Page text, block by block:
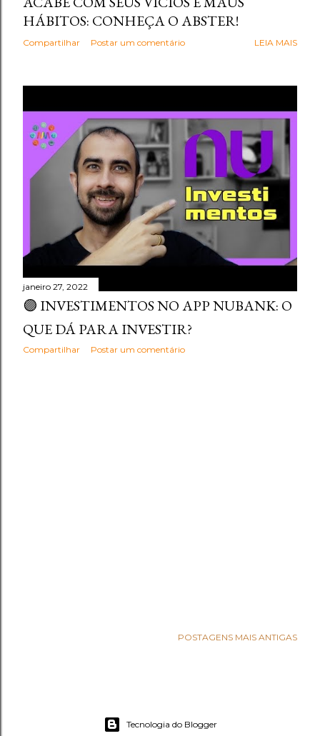
HÁBITOS: CONHEÇA O ABSTER!
Compartilhar Postar um comentário LEIA MAIS
janeiro 27, 2022
🟣 INVESTIMENTOS NO APP NUBANK: O
QUE DÁ PARA INVESTIR?
Compartilhar Postar um comentário
POSTAGENS MAIS ANTIGAS
Tecnologia do Blogger